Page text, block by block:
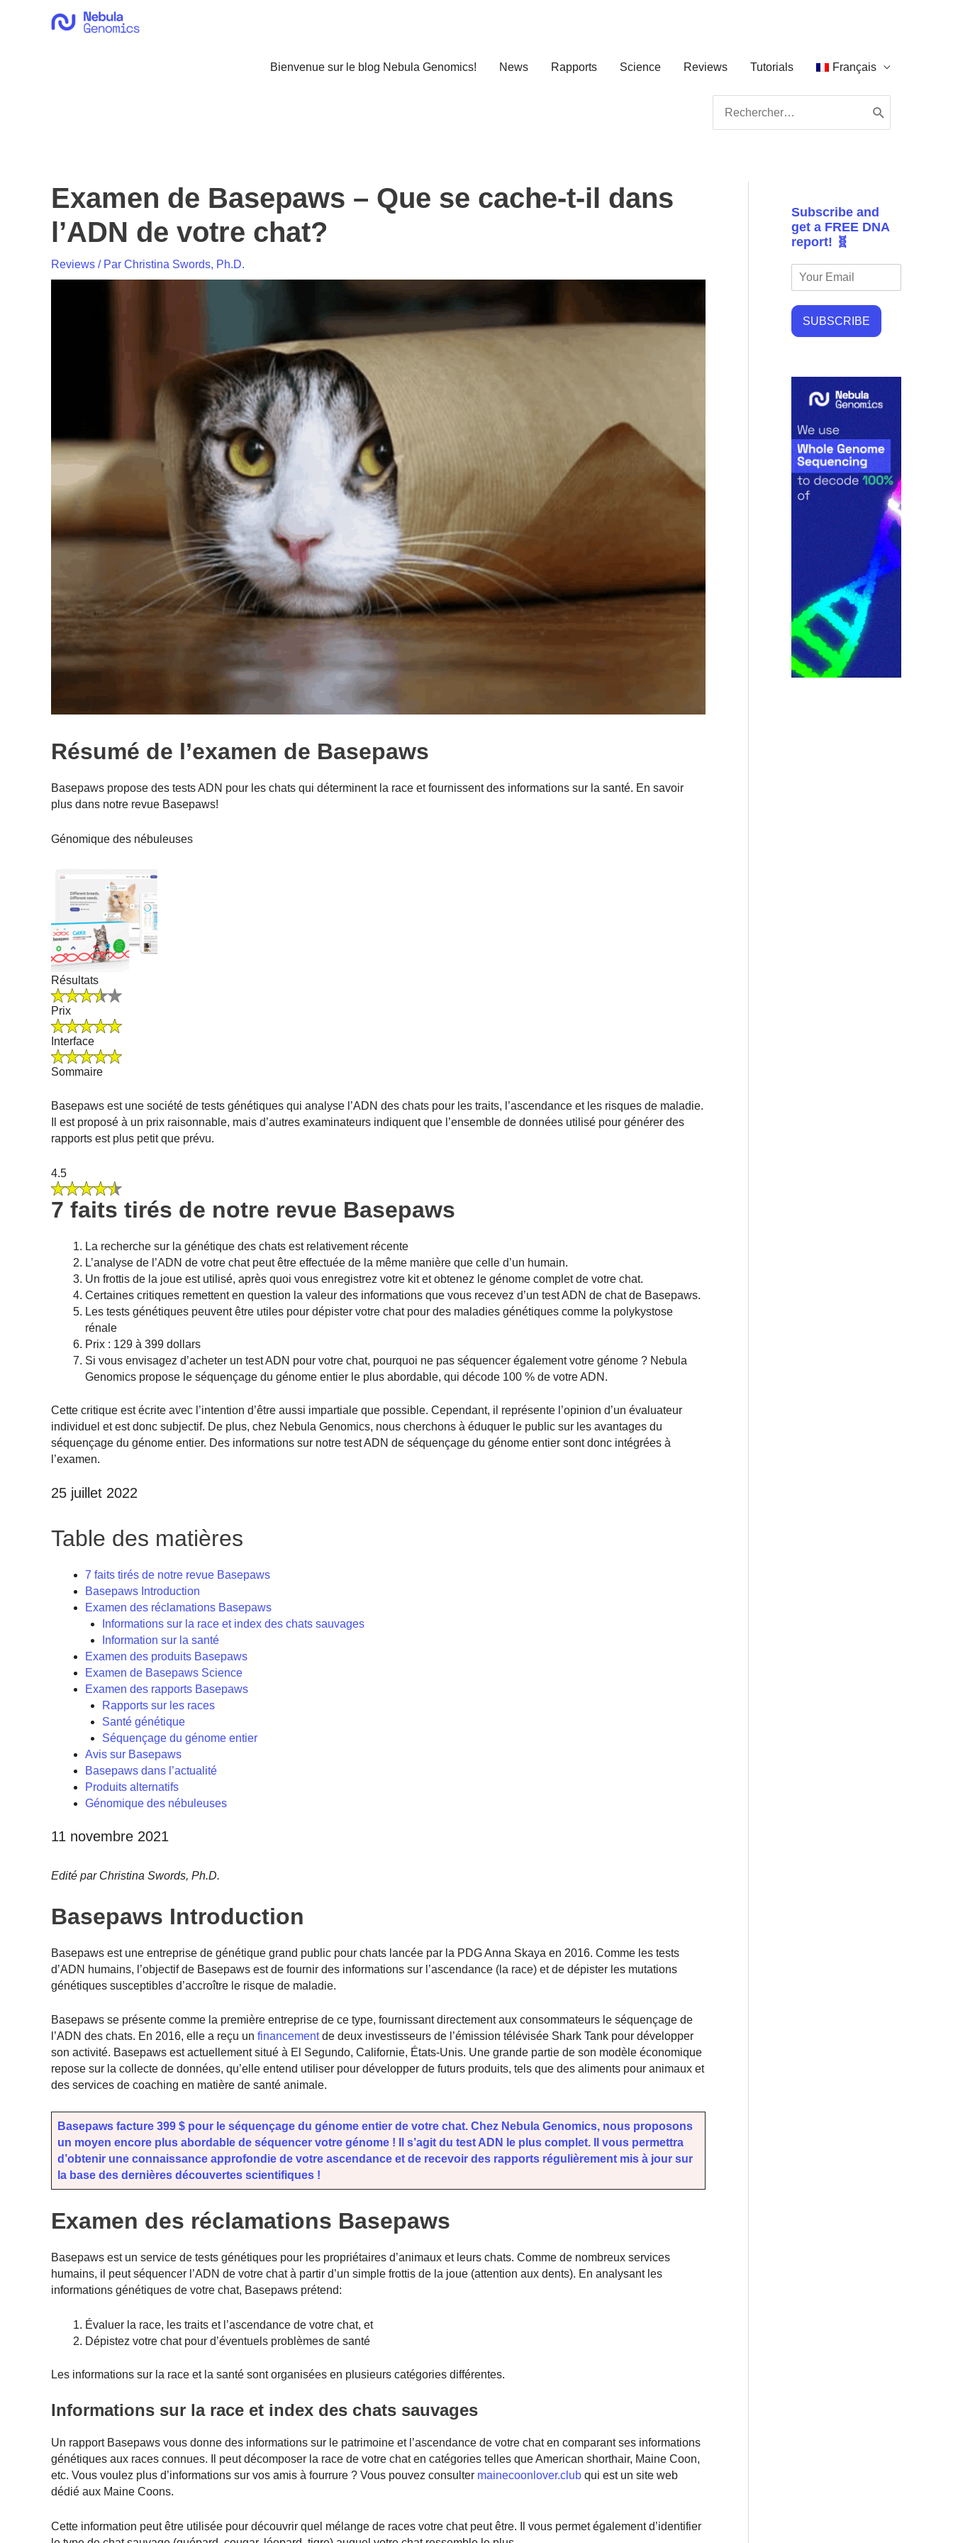
Bienvenue sur le blog Nebula Genomics! News Rapports Science Reviews Tutorials Français
for:
Examen de Basepaws – Que se cache-t-il dans
l’ADN de votre chat?
Reviews / Par Christina Swords, Ph.D.
Résumé de l’examen de Basepaws
Basepaws propose des tests ADN pour les chats qui déterminent la race et fournissent des informations sur la santé. En savoir
plus dans notre revue Basepaws!
Génomique des nébuleuses
Résultats
Prix
Interface
Sommaire
Basepaws est une société de tests génétiques qui analyse l’ADN des chats pour les traits, l’ascendance et les risques de maladie.
Il est proposé à un prix raisonnable, mais d’autres examinateurs indiquent que l’ensemble de données utilisé pour générer des
rapports est plus petit que prévu.
4.5
7 faits tirés de notre revue Basepaws
La recherche sur la génétique des chats est relativement récente
L’analyse de l’ADN de votre chat peut être effectuée de la même manière que celle d’un humain.
Un frottis de la joue est utilisé, après quoi vous enregistrez votre kit et obtenez le génome complet de votre chat.
Certaines critiques remettent en question la valeur des informations que vous recevez d’un test ADN de chat de Basepaws.
Les tests génétiques peuvent être utiles pour dépister votre chat pour des maladies génétiques comme la polykystose
rénale
Prix : 129 à 399 dollars
Si vous envisagez d’acheter un test ADN pour votre chat, pourquoi ne pas séquencer également votre génome ? Nebula
Genomics propose le séquençage du génome entier le plus abordable, qui décode 100 % de votre ADN.
Cette critique est écrite avec l’intention d’être aussi impartiale que possible. Cependant, il représente l’opinion d’un évaluateur
individuel et est donc subjectif. De plus, chez Nebula Genomics, nous cherchons à éduquer le public sur les avantages du
séquençage du génome entier. Des informations sur notre test ADN de séquençage du génome entier sont donc intégrées à
l’examen.
25 juillet 2022
Table des matières
7 faits tirés de notre revue Basepaws
Basepaws Introduction
Examen des réclamations Basepaws
Informations sur la race et index des chats sauvages
Information sur la santé
Examen des produits Basepaws
Examen de Basepaws Science
Examen des rapports Basepaws
Rapports sur les races
Santé génétique
Séquençage du génome entier
Avis sur Basepaws
Basepaws dans l’actualité
Produits alternatifs
Génomique des nébuleuses
11 novembre 2021
Edité par Christina Swords, Ph.D.
Basepaws Introduction
Basepaws est une entreprise de génétique grand public pour chats lancée par la PDG Anna Skaya en 2016. Comme les tests
d’ADN humains, l’objectif de Basepaws est de fournir des informations sur l’ascendance (la race) et de dépister les mutations
génétiques susceptibles d’accroître le risque de maladie.
Basepaws se présente comme la première entreprise de ce type, fournissant directement aux consommateurs le séquençage de
l’ADN des chats. En 2016, elle a reçu un financementde deux investisseurs de l’émission télévisée Shark Tank pour développer
son activité. Basepaws est actuellement situé à El Segundo, Californie, États-Unis. Une grande partie de son modèle économique
repose sur la collecte de données, qu’elle entend utiliser pour développer de futurs produits, tels que des aliments pour animaux et
des services de coaching en matière de santé animale.
Basepaws facture 399 $ pour le séquençage du génome entier de votre chat. Chez Nebula Genomics, nous proposons
un moyen encore plus abordable de séquencer votre génome ! Il s’agit du test ADN le plus complet.
Il vous permettra
d’obtenir une connaissance approfondie de votre ascendance et de recevoir des rapports régulièrement mis à jour sur
la base des dernières découvertes scientifiques !
Examen des réclamations Basepaws
Basepaws est un service de tests génétiques pour les propriétaires d’animaux et leurs chats. Comme de nombreux services
humains, il peut séquencer l’ADN de votre chat à partir d’un simple frottis de la joue (attention aux dents). En analysant les
informations génétiques de votre chat, Basepaws prétend:
Évaluer la race, les traits et l’ascendance de votre chat, et
Dépistez votre chat pour d’éventuels problèmes de santé
Les informations sur la race et la santé sont organisées en plusieurs catégories différentes.
Informations sur la race et index des chats sauvages
Un rapport Basepaws vous donne des informations sur le patrimoine et l’ascendance de votre chat en comparant ses informations
génétiques aux races connues. Il peut décomposer la race de votre chat en catégories telles que American shorthair, Maine Coon,
etc. Vous voulez plus d’informations sur vos amis à fourrure ? Vous pouvez consulter mainecoonlover.club qui est un site web
dédié aux Maine Coons.
Cette information peut être utilisée pour découvrir quel mélange de races votre chat peut être. Il vous permet également d’identifier
Subscribe and
get a FREE DNA
report! 🧬
SUBSCRIBE